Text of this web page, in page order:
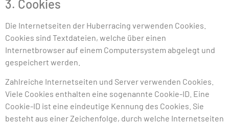
3. Cookies
Die Internetseiten der Huberracing verwenden Cookies.
Cookies sind Textdateien, welche über einen
Internetbrowser auf einem Computersystem abgelegt und
gespeichert werden.
Zahlreiche Internetseiten und Server verwenden Cookies.
Viele Cookies enthalten eine sogenannte Cookie-ID. Eine
Cookie-ID ist eine eindeutige Kennung des Cookies. Sie
besteht aus einer Zeichenfolge, durch welche Internetseiten